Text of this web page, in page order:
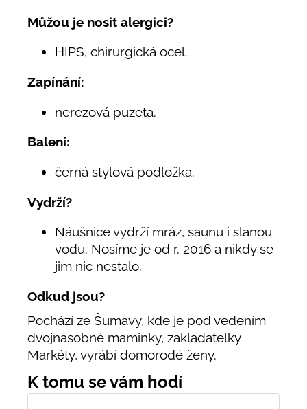
Můžou je nosit alergici?
HIPS, chirurgická ocel.
Zapínání:
nerezová puzeta.
Balení:
černá stylová podložka.
Vydrží?
Náušnice vydrží mráz, saunu i slanou
vodu. Nosíme je od r. 2016 a nikdy se
jim nic nestalo.
Odkud jsou?
Pochází ze Šumavy, kde je pod vedením
dvojnásobné maminky, zakladatelky
Markéty, vyrábí domorodé ženy.